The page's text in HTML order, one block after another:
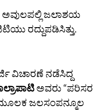
ಅವುಲಪಲ್ಲಿ ಜಲಾಶಯ
ರದ್ದುಪಡಿಸಿತ್ತು.
ವಿಚಾರಣೆ ನಡೆಸಿದ್ದ
ಅವರು “ಪರಿಸರ
ಜಲಸಂಪನ್ಮೂಲ